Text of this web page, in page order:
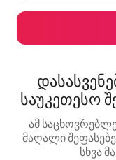
საუკეთესო
ამ
მაღალი
სხვა